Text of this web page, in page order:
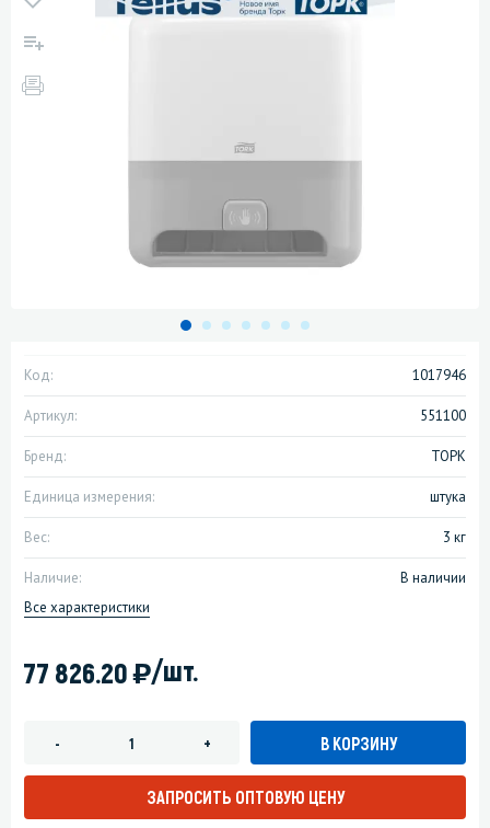
Код: 1017946
Артикул: 551100
Бренд: ТОРК
Единица измерения: штука
Вес: 3 кг
Наличие:
В наличии
Все характеристики
77 826.20)/шт.
- + В КОРЗИНУ
ЗАПРОСИТЬ ОПТОВУЮ ЦЕНУ